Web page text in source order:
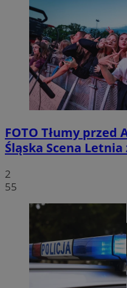
FOTO Tłumy przed
Śląska Scena
2
55